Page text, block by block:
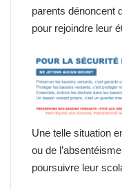
parents dénoncent
pour rejoindre leur
Une telle situation
ou de
poursuivre leur